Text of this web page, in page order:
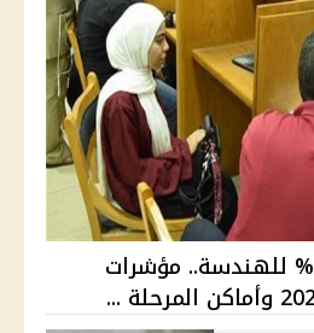
92.8% للطب و87.9% للهندسة.. مؤشرات